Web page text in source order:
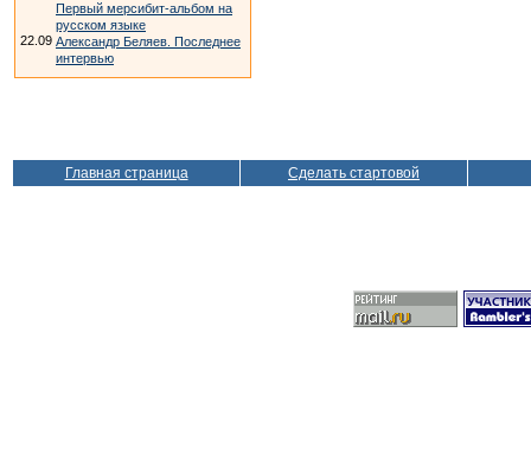
Первый мерсибит-альбом на
русском языке
22.09 Александр Беляев. Последнее
интервью
Главная страница Сделать стартовой